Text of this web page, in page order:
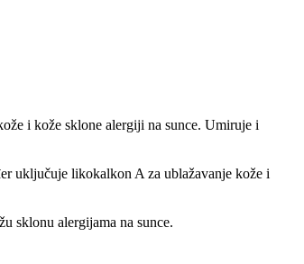
i kože sklone alergiji na sunce. Umiruje i
uključuje likokalkon A za ublažavanje kože i
sklonu alergijama na sunce.